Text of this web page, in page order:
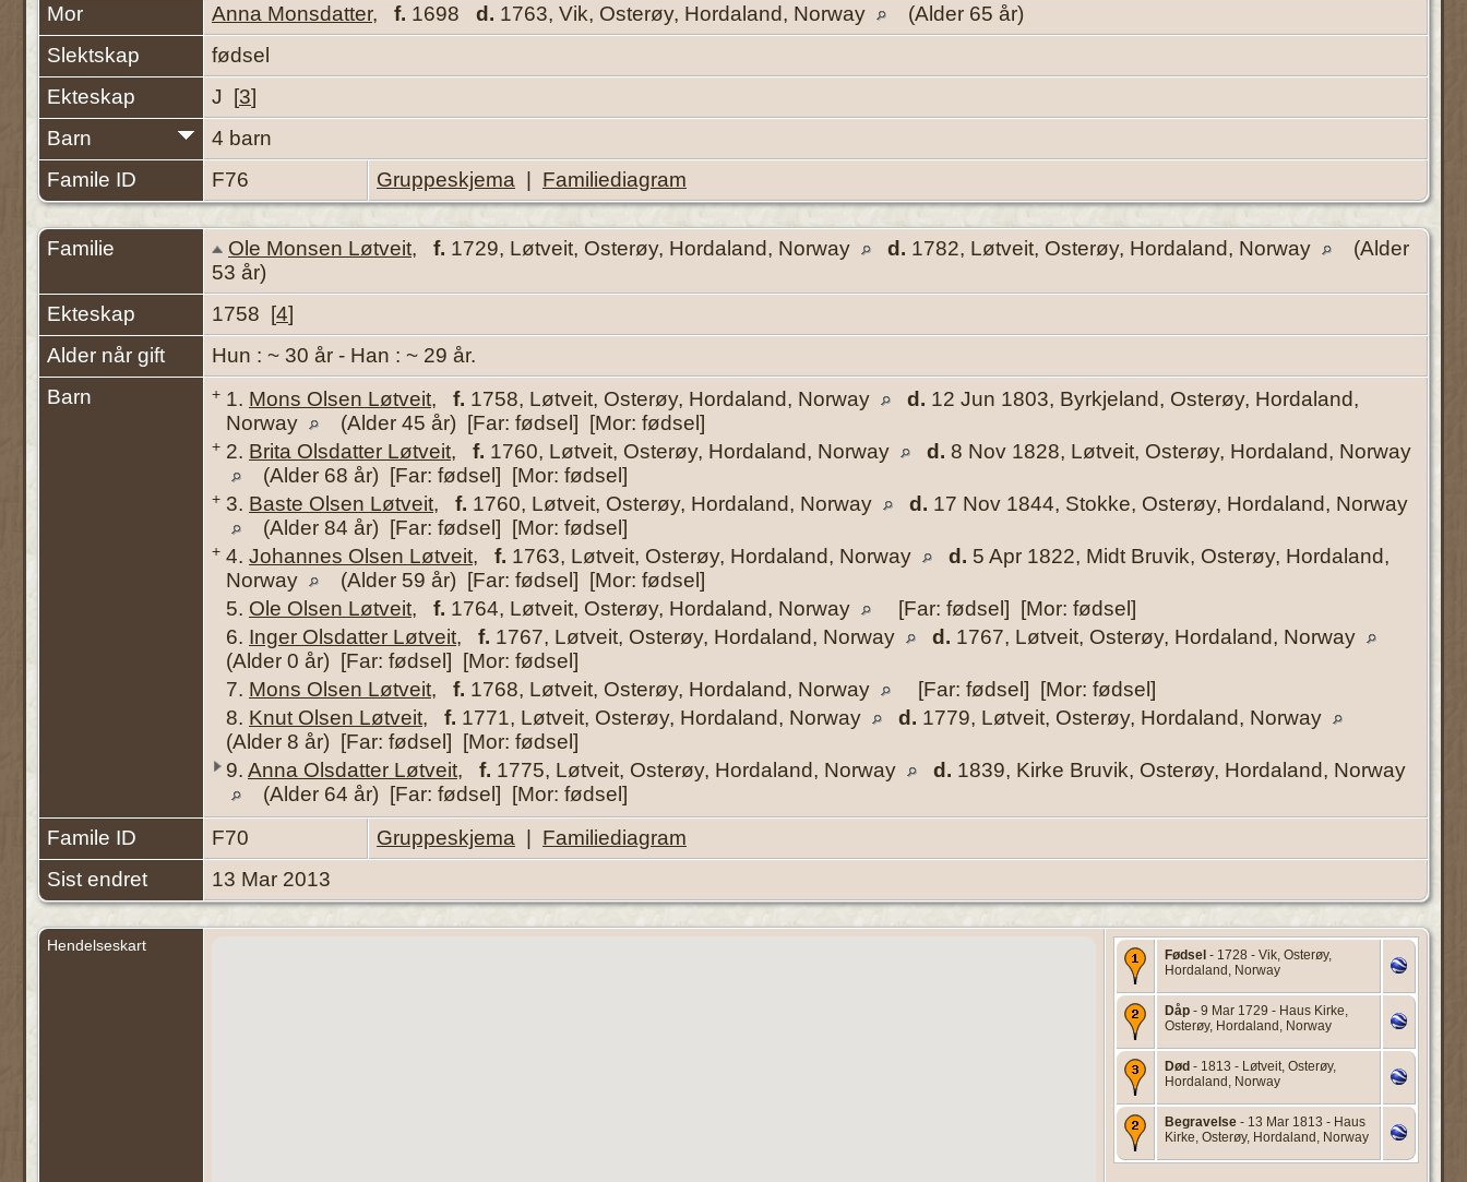
Mor
Anna Monsdatter, f. 1698 d. 1763, Vik, Osterøy, Hordaland, Norway
(Alder 65 år)
Slektskap
fødsel
Ekteskap
J [3]
Barn
4 barn
Famile ID
F76 Gruppeskjema | Familiediagram
Familie Ole Monsen Løtveit, f. 1729, Løtveit, Osterøy, Hordaland, Norway d. 1782, Løtveit, Osterøy, Hordaland, Norway
(Alder
53 år)
Ekteskap
1758 [4]
Alder når gift
Hun : ~ 30 år - Han : ~ 29 år.
Barn
+ 1. Mons Olsen Løtveit, f. 1758, Løtveit, Osterøy, Hordaland, Norway d. 12 Jun 1803, Byrkjeland, Osterøy, Hordaland,
Norway
(Alder 45 år) [Far: fødsel] [Mor: fødsel]
+ 2. Brita Olsdatter Løtveit, f. 1760, Løtveit, Osterøy, Hordaland, Norway d. 8 Nov 1828, Løtveit, Osterøy, Hordaland, Norway
(Alder 68 år) [Far: fødsel] [Mor: fødsel]
+ 3. Baste Olsen Løtveit, f. 1760, Løtveit, Osterøy, Hordaland, Norway d. 17 Nov 1844, Stokke, Osterøy, Hordaland, Norway
(Alder 84 år) [Far: fødsel] [Mor: fødsel]
+ 4. Johannes Olsen Løtveit, f. 1763, Løtveit, Osterøy, Hordaland, Norway d. 5 Apr 1822, Midt Bruvik, Osterøy, Hordaland,
Norway
(Alder 59 år) [Far: fødsel] [Mor: fødsel]
5. Ole Olsen Løtveit, f. 1764, Løtveit, Osterøy, Hordaland, Norway
[Far: fødsel] [Mor: fødsel]
6. Inger Olsdatter Løtveit, f. 1767, Løtveit, Osterøy, Hordaland, Norway d. 1767, Løtveit, Osterøy, Hordaland, Norway
(Alder 0 år) [Far: fødsel] [Mor: fødsel]
7. Mons Olsen Løtveit, f. 1768, Løtveit, Osterøy, Hordaland, Norway
[Far: fødsel] [Mor: fødsel]
8. Knut Olsen Løtveit, f. 1771, Løtveit, Osterøy, Hordaland, Norway d. 1779, Løtveit, Osterøy, Hordaland, Norway
(Alder 8 år) [Far: fødsel] [Mor: fødsel]
9. Anna Olsdatter Løtveit, f. 1775, Løtveit, Osterøy, Hordaland, Norway d. 1839, Kirke Bruvik, Osterøy, Hordaland, Norway
(Alder 64 år) [Far: fødsel] [Mor: fødsel]
Famile ID
F70 Gruppeskjema | Familiediagram
Sist endret
13 Mar 2013
Hendelseskart
Fødsel - 1728 - Vik, Osterøy,
Hordaland, Norway
Dåp - 9 Mar 1729 - Haus Kirke,
Osterøy, Hordaland, Norway
Død - 1813 - Løtveit, Osterøy,
Hordaland, Norway
Begravelse - 13 Mar 1813 - Haus
Kirke, Osterøy, Hordaland, Norway